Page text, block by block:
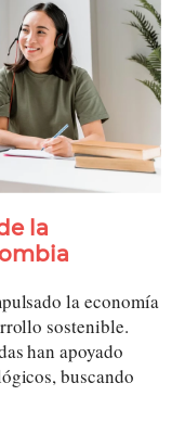
la
la economía
sostenible.
han apoyado
buscando